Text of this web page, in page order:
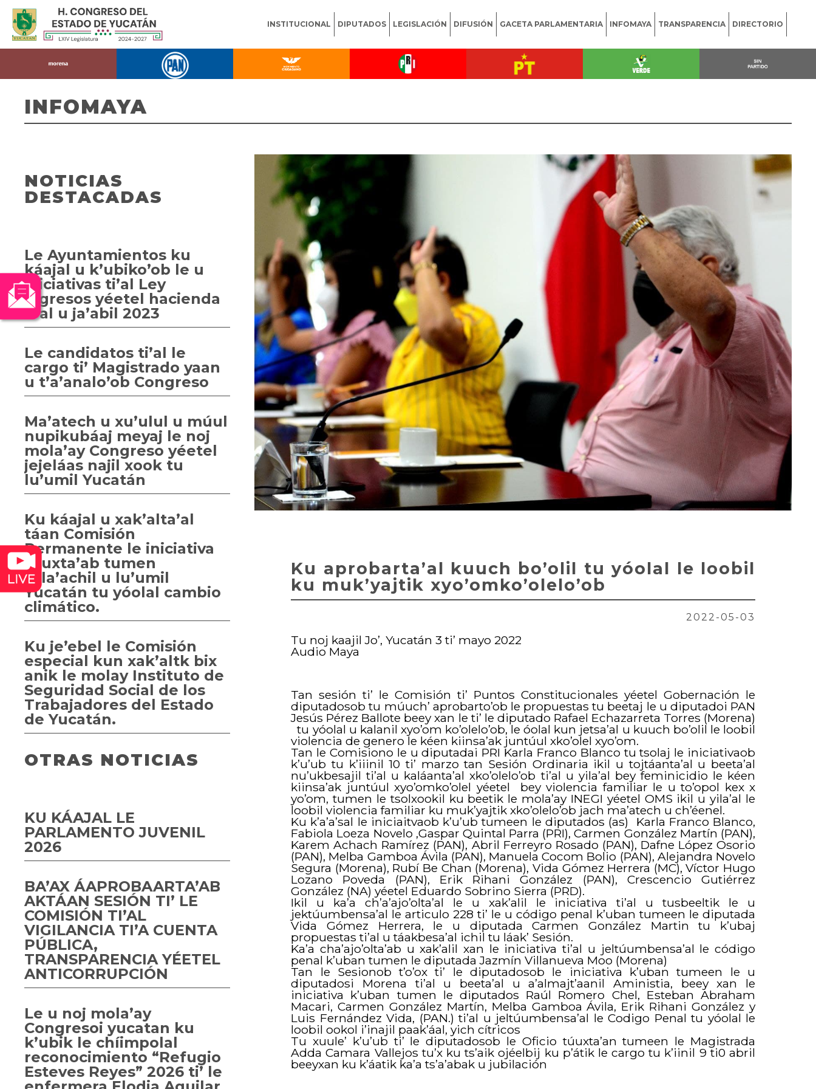
INSTITUCIONAL DIPUTADOS LEGISLACIÓN DIFUSIÓN GACETA PARLAMENTARIA INFOMAYA TRANSPARENCIA DIRECTORIO
INFOMAYA
Ku aprobarta’al kuuch bo’olil tu yóolal le loobil
ku muk’yajtik xyo’omko’olelo’ob
2022-05-03
Tu noj kaajil Jo’, Yucatán 3 ti’ mayo 2022
Audio Maya
Tan sesión ti’ le Comisión ti’ Puntos Constitucionales yéetel Gobernación le
diputadosob tu múuch’ aprobarto’ob le propuestas tu beetaj le u diputadoi PAN
Jesús Pérez Ballote beey xan le ti’ le diputado Rafael Echazarreta Torres (Morena)
tu yóolal u kalanil xyo’om ko’olelo’ob, le óolal kun jetsa’al u kuuch bo’olil le loobil
violencia de genero le kéen kiinsa’ak juntúul xko’olel xyo’om.
Tan le Comisiono le u diputadai PRI Karla Franco Blanco tu tsolaj le iniciativaob
k’u’ub tu k’iiinil 10 ti’ marzo tan Sesión Ordinaria ikil u tojtáanta’al u beeta’al
nu’ukbesajil ti’al u kaláanta’al xko’olelo’ob ti’al u yila’al bey feminicidio le kéen
kiinsa’ak juntúul xyo’omko’olel yéetel bey violencia familiar le u to’opol kex x
yo’om, tumen le tsolxookil ku beetik le mola’ay INEGI yéetel OMS ikil u yila’al le
loobil violencia familiar ku muk’yajtik xko’olelo’ob jach ma’atech u ch’éenel.
Ku k’a’a’sal le iniciaitvaob k’u’ub tumeen le diputados (as) Karla Franco Blanco,
Fabiola Loeza Novelo ,Gaspar Quintal Parra (PRI), Carmen González Martín (PAN),
Karem Achach Ramírez (PAN), Abril Ferreyro Rosado (PAN), Dafne López Osorio
(PAN), Melba Gamboa Ávila (PAN), Manuela Cocom Bolio (PAN), Alejandra Novelo
Segura (Morena), Rubí Be Chan (Morena), Vida Gómez Herrera (MC), Víctor Hugo
Lozano Poveda (PAN), Erik Rihani González (PAN), Crescencio Gutiérrez
González (NA) yéetel Eduardo Sobrino Sierra (PRD).
Ikil u ka’a ch’a’ajo’olta’al le u xak’alil le iniciativa ti’al u tusbeeltik le u
jektúumbensa’al le articulo 228 ti’ le u código penal k’uban tumeen le diputada
Vida Gómez Herrera, le u diputada Carmen González Martin tu k’ubaj
propuestas ti’al u táakbesa’al ichil tu láak’ Sesión.
Ka’a cha’ajo’olta’ab u xak’alil xan le iniciativa ti’al u jeltúumbensa’al le código
penal k’uban tumen le diputada Jazmín Villanueva Moo (Morena)
Tan le Sesionob t’o’ox ti’ le diputadosob le iniciativa k’uban tumeen le u
diputadosi Morena ti’al u beeta’al u a’almajt’aanil Aministia, beey xan le
iniciativa k’uban tumen le diputados Raúl Romero Chel, Esteban Abraham
Macari, Carmen González Martín, Melba Gamboa Ávila, Erik Rihani González y
Luis Fernández Vida, (PAN.) ti’al u jeltúumbensa’al le Codigo Penal tu yóolal le
loobil ookol i’inajil paak’áal, yich cítricos
Tu xuule’ k’u’ub ti’ le diputadosob le Oficio túuxta’an tumeen le Magistrada
Adda Camara Vallejos tu’x ku ts’aik ojéelbij ku p’átik le cargo tu k’iinil 9 ti0 abril
beeyxan ku k’áatik ka’a ts’a’abak u jubilación
NOTICIAS
DESTACADAS
Le Ayuntamientos ku
káajal u k’ubiko’ob le u
iniciativas ti’al Ley
ingresos yéetel hacienda
ti’al u ja’abil 2023
Le candidatos ti’al le
cargo ti’ Magistrado yaan
u t’a’analo’ob Congreso
Ma’atech u xu’ulul u múul
nupikubáaj meyaj le noj
mola’ay Congreso yéetel
jejeláas najil xook tu
lu’umil Yucatán
Ku káajal u xak’alta’al
táan Comisión
Permanente le iniciativa
túuxta’ab tumen
Jala’achil u lu’umil
Yucatán tu yóolal cambio
climático.
Ku je’ebel le Comisión
especial kun xak’altk bix
anik le molay Instituto de
Seguridad Social de los
Trabajadores del Estado
de Yucatán.
OTRAS NOTICIAS
KU KÁAJAL LE
PARLAMENTO JUVENIL
2026
BA’AX ÁAPROBAARTA’AB
AKTÁAN SESIÓN TI’ LE
COMISIÓN TI’AL
VIGILANCIA TI’A CUENTA
PÚBLICA,
TRANSPARENCIA YÉETEL
ANTICORRUPCIÓN
Le u noj mola’ay
Congresoi yucatan ku
k’ubik le chíimpolal
reconocimiento “Refugio
Esteves Reyes” 2026 ti’ le